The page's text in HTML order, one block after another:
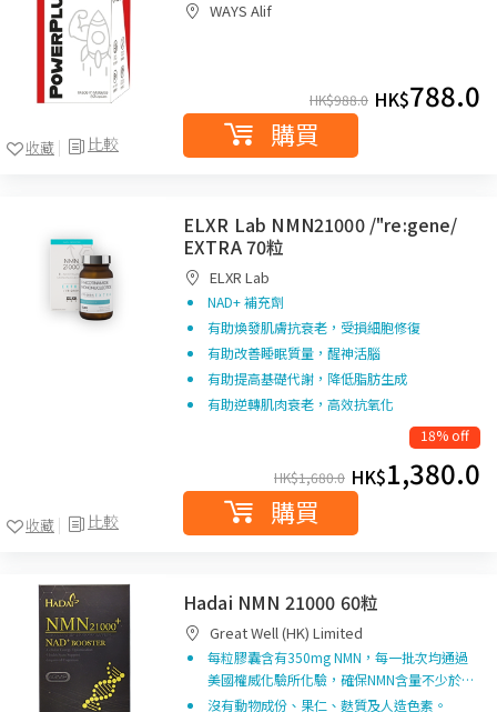
比較
收藏
WAYS Alif
HK$988.0 HK$788.0
購買
比較
收藏
ELXR Lab NMN21000 /"re:gene/
EXTRA 70粒
ELXR Lab
NAD+ 補充劑
有助煥發肌膚抗衰老，受損細胞修復
有助改善睡眠質量，醒神活腦
有助提高基礎代謝，降低脂肪生成
有助逆轉肌肉衰老，高效抗氧化
18% off
HK$1,680.0 HK$1,380.0
購買
Hadai NMN 21000 60粒
Great Well (HK) Limited
每粒膠囊含有350mg NMN，每一批次均通過
美國權威化驗所化驗，確保NMN含量不少於…
沒有動物成份、果仁、麩質及人造色素。